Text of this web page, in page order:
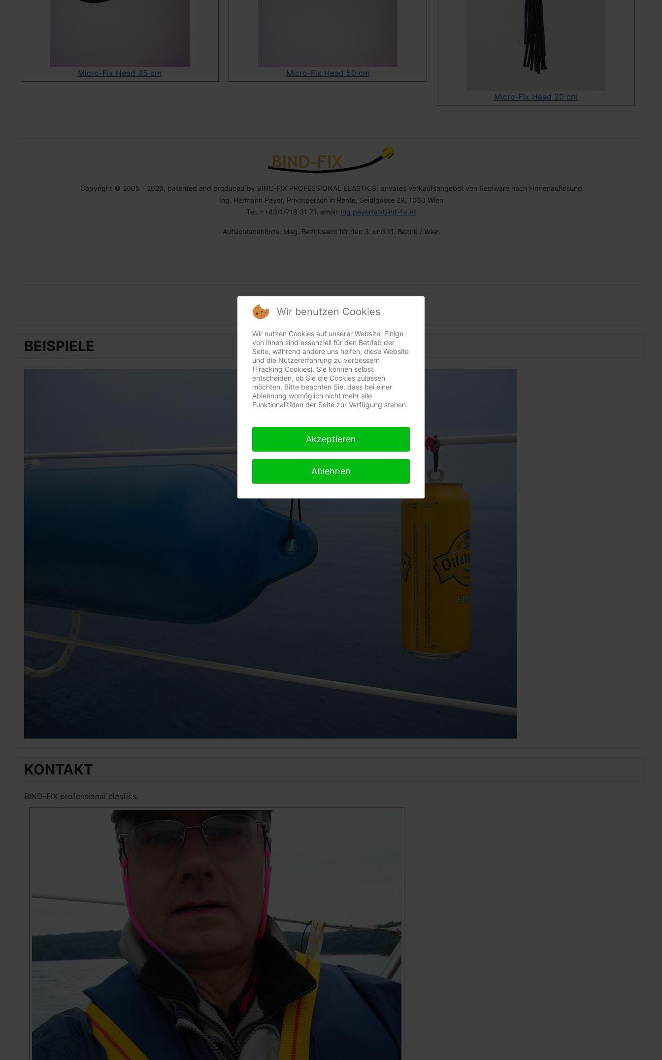
Micro-Fix Head 35 cm Micro-Fix Head 50 cm
Micro-Fix Head 20 cm
Copyright © 2005 - 2026, patented and produced by BIND-FIX PROFESSIONAL ELASTICS, privates Verkaufsangebot von Restware nach Firmenauflösung
Ing. Hermann Payer, Privatperson in Rente, Seidlgasse 29, 1030 Wien
Tel. ++43/1/718 31 71, email: ing.payer/at\bind-fix.at
Aufsichtsbehörde: Mag. Bezirksamt für den 3. und 11. Bezirk / Wien
Datenschutz
BEISPIELE
KONTAKT
BIND-FIX professional elastics
Wir benutzen Cookies
Wir nutzen Cookies auf unserer Website. Einige
von ihnen sind essenziell für den Betrieb der
Seite, während andere uns helfen, diese Website
und die Nutzererfahrung zu verbessern
(Tracking Cookies). Sie können selbst
entscheiden, ob Sie die Cookies zulassen
möchten. Bitte beachten Sie, dass bei einer
Ablehnung womöglich nicht mehr alle
Funktionalitäten der Seite zur Verfügung stehen.
Akzeptieren
Ablehnen